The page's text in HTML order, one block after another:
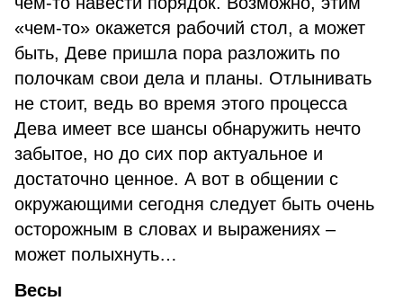
«чем-то» окажется рабочий стол, а может
быть, Деве пришла пора разложить по
полочкам свои дела и планы. Отлынивать
не стоит, ведь во время этого процесса
Дева имеет все шансы обнаружить нечто
забытое, но до сих пор актуальное и
достаточно ценное. А вот в общении с
окружающими сегодня следует быть очень
осторожным в словах и выражениях –
может полыхнуть…
Весы